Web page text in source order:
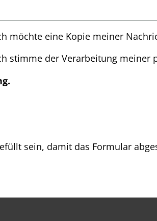
möchte eine Kopie meiner
stimme der Verarbeitung meiner
sein, damit das Formular